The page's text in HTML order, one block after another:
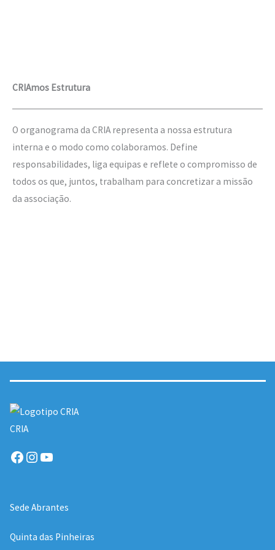
CRIAmos Estrutura
O organograma da CRIA representa a nossa estrutura
interna e o modo como colaboramos. Define
responsabilidades, liga equipas e reflete o compromisso de
todos os que, juntos, trabalham para concretizar a missão
da associação.
CRIA
Facebook Instagram YouTube
Sede Abrantes
Quinta das Pinheiras